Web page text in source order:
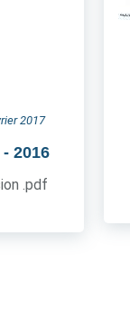
2017
- 2016
.pdf